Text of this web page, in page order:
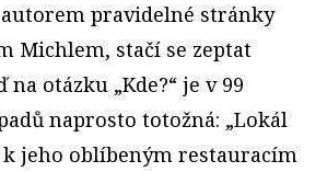
pravidelné stránky
Michlem, stačí se zeptat
na otázku „Kde?“ je v 99
naprosto totožná: „Lokál
k jeho oblíbeným restauracím